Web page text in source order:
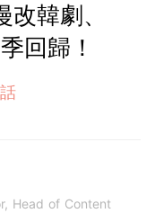
改韓劇、
回歸！
Head of Content